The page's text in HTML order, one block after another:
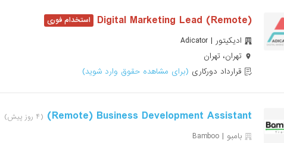
Digital Marketing Lead (Remote)
ادیکیتور | Adicator
تهران، تهران
قرارداد دورکاری (برای مشاهده حقوق وارد شوید)
Remote) Business Development Assistant) (۴ روز پیش)
بامبو | Bamboo